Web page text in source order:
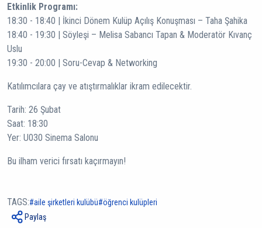
Etkinlik Programı:
18:30 - 18:40 | İkinci Dönem Kulüp Açılış Konuşması – Taha Şahika
18:40 - 19:30 | Söyleşi – Melisa Sabancı Tapan & Moderatör Kıvanç
Uslu
19:30 - 20:00 | Soru-Cevap & Networking
Katılımcılara çay ve atıştırmalıklar ikram edilecektir.
Tarih: 26 Şubat
Saat: 18:30
Yer: U030 Sinema Salonu
Bu ilham verici fırsatı kaçırmayın!
TAGS: aile şirketleri kulübü öğrenci kulüpleri
Paylaş